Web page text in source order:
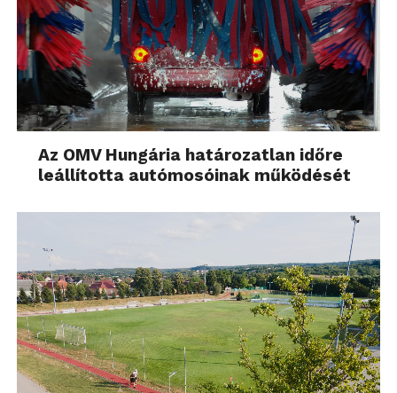
Az OMV Hungária határozatlan időre
leállította autómosóinak működését